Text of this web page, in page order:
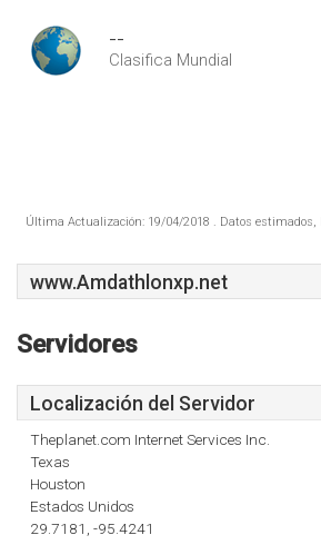
--
Clasifica Mundial
Última Actualización: 19/04/2018 . Datos estimados,
www.Amdathlonxp.net
Servidores
Localización del Servidor
Theplanet.com Internet Services Inc.
Texas
Houston
Estados Unidos
29.7181, -95.4241